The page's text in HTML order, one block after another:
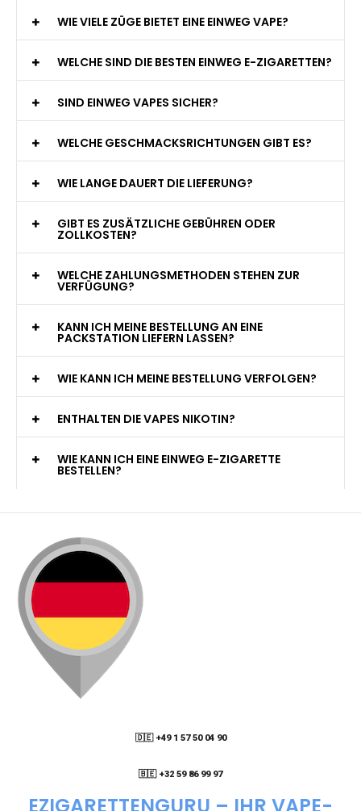
WIE VIELE ZÜGE BIETET EINE EINWEG VAPE?
WELCHE SIND DIE BESTEN EINWEG E-ZIGARETTEN?
SIND EINWEG VAPES SICHER?
WELCHE GESCHMACKSRICHTUNGEN GIBT ES?
WIE LANGE DAUERT DIE LIEFERUNG?
GIBT ES ZUSÄTZLICHE GEBÜHREN ODER
ZOLLKOSTEN?
WELCHE ZAHLUNGSMETHODEN STEHEN ZUR
VERFÜGUNG?
KANN ICH MEINE BESTELLUNG AN EINE
PACKSTATION LIEFERN LASSEN?
WIE KANN ICH MEINE BESTELLUNG VERFOLGEN?
ENTHALTEN DIE VAPES NIKOTIN?
WIE KANN ICH EINE EINWEG E-ZIGARETTE
BESTELLEN?
🇩🇪 +49 1 57 50 04 90
05
🇧🇪 +32 59 86 99 97